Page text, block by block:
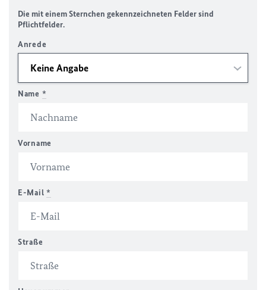
Die mit einem Sternchen gekennzeichneten Felder sind
Pflichtfelder.
Anrede
Name *
Vorname
E-Mail *
Straße